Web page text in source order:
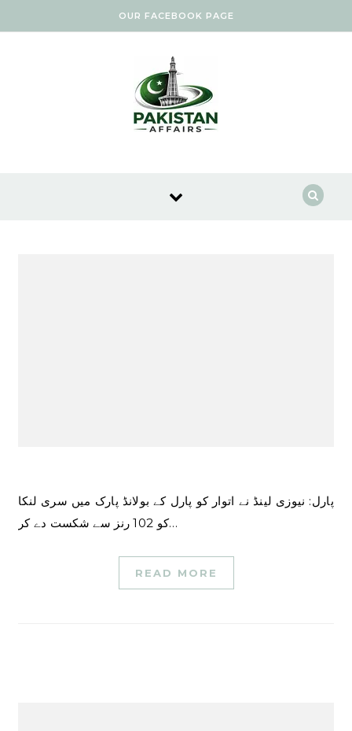
OUR FACEBOOK PAGE
پارل: نیوزی لینڈ نے اتوار کو پارل کے بولانڈ پارک میں سری لنکا
کو 102 رنز سے شکست دے کر…
READ MORE